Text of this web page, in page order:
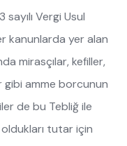
sayılı Vergi Usul
kanunlarda yer alan
mirasçılar, kefiller,
gibi amme borcunun
de bu Tebliğ ile
tutar için